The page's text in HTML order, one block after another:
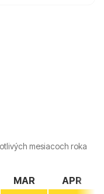
mesiacoch roka
MAR
APR